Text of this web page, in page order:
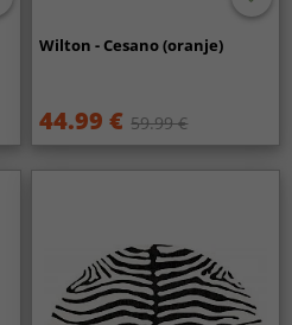
Wilton - Cesano (oranje)
44.99 € 59.99 €